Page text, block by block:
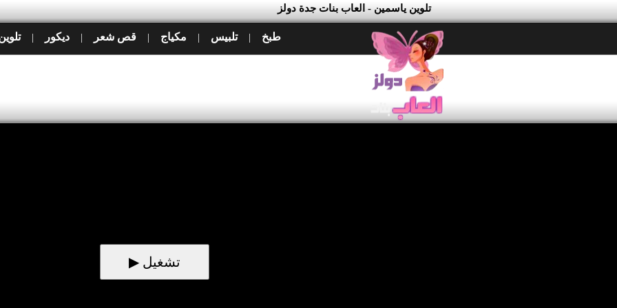
تلوين ياسمين - العاب بنات جدة دولز
طبخ | تلبيس | مكياج | قص شعر | ديكور |
▶ تشغيل